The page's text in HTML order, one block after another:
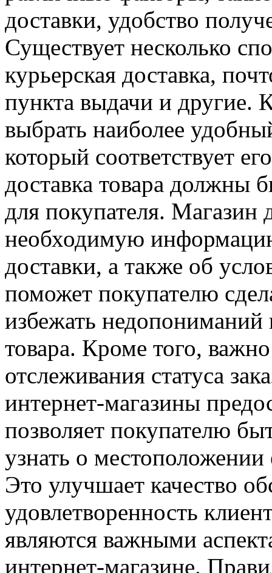
доставки, удобство
Существует несколько
курьерская доставка,
пункта выдачи и другие.
выбрать наиболее
который соответствует
доставка товара должны
для покупателя. Магазин
необходимую
доставки, а также об
поможет покупателю
избежать
товара. Кроме того,
отслеживания статуса
интернет-магазины
позволяет покупателю
узнать о местоположении
Это улучшает качество
удовлетворенность
являются важными
интернет-магазине.